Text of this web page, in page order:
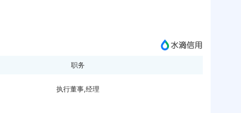
职务
执行董事,经理